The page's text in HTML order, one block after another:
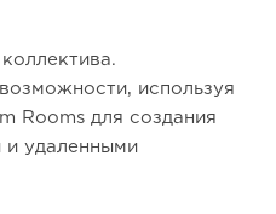
используя
Rooms для создания
удаленными